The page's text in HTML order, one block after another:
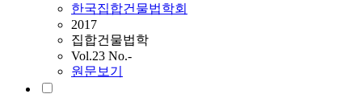
한국집합건물법학회
2017
집합건물법학
Vol.23 No.-
원문보기